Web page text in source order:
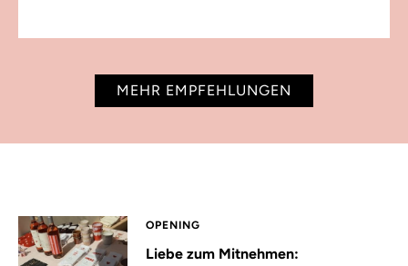
MEHR EMPFEHLUNGEN
OPENING
Liebe zum Mitnehmen: